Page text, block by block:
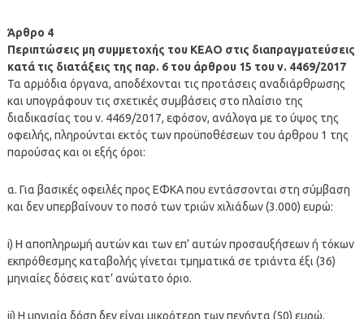
Άρθρο 4
Περιπτώσεις μη συμμετοχής του ΚΕΑΟ στις διαπραγματεύσεις
κατά τις διατάξεις της παρ. 6 του άρθρου 15 του ν. 4469/2017
Τα αρμόδια όργανα, αποδέχονται τις προτάσεις αναδιάρθρωσης
και υπογράφουν τις σχετικές συμβάσεις στο πλαίσιο της
διαδικασίας του ν. 4469/2017, εφόσον, ανάλογα με το ύψος της
οφειλής, πληρούνται εκτός των προϋποθέσεων του άρθρου 1 της
παρούσας και οι εξής όροι:
α. Για βασικές οφειλές προς ΕΦΚΑ που εντάσσονται στη σύμβαση
και δεν υπερβαίνουν το ποσό των τριών χιλιάδων (3.000) ευρώ:
i) H αποπληρωμή αυτών και των επ’ αυτών προσαυξήσεων ή τόκων
εκπρόθεσμης καταβολής γίνεται τμηματικά σε τριάντα έξι (36)
μηνιαίες δόσεις κατ’ ανώτατο όριο.
ii) Η μηνιαία δόση δεν είναι μικρότερη των πενήντα (50) ευρώ.